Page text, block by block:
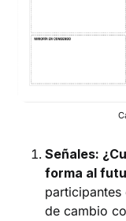
Señales:
forma al
participantes
de cambio